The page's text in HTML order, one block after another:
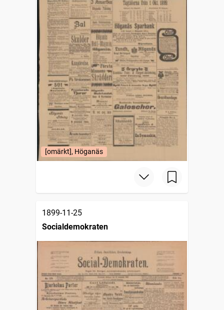
[omärkt], Höganäs
1899-11-25
Socialdemokraten